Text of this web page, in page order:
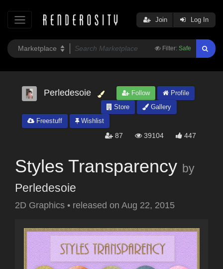
Filter: Safe
Join Log In
Perledesoie Follow
Profile
Store
Gallery
Freestuff
Wishlist
87 39104 447
Styles Transparency by
Perledesoie
2D Graphics • released on Aug 22, 2015